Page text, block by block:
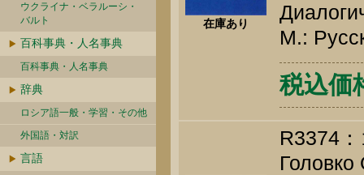
ウクライナ・ベラルーシ・
バルト
百科事典・人名事典
百科事典・人名事典
辞典
ロシア語一般・学習・その他
外国語・対訳
言語
在庫あり
М.:
税込価
R3374